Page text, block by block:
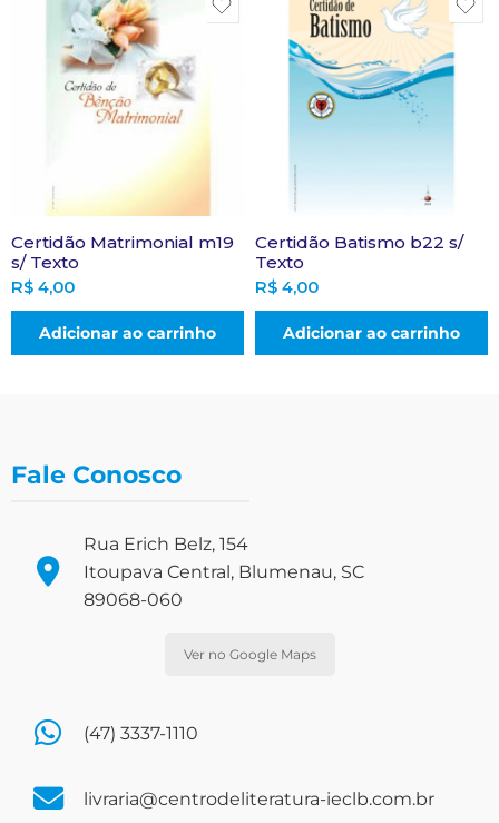
Certidão Matrimonial m19
s/ Texto
R$ 4,00
Adicionar ao carrinho
Certidão Batismo b22 s/
Texto
R$ 4,00
Adicionar ao carrinho
Fale Conosco
Rua Erich Belz, 154
Itoupava Central, Blumenau, SC
89068-060
Ver no Google Maps
(47) 3337-1110
livraria@centrodeliteratura-ieclb.com.br